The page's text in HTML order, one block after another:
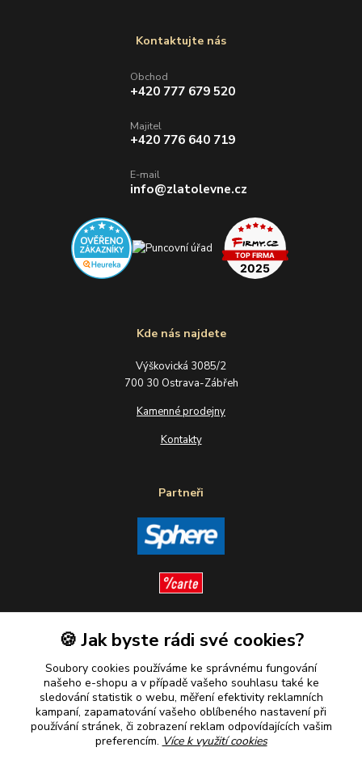
Kde nás najdete
Výškovická 3085/2
700 30 Ostrava-Zábřeh
Kamenné prodejny
Kontakty
Partneři
Sledujte nás
Plaťte u nás bezpečně
Kontaktujte nás
Obchod
+420 777 679 520
Majitel
+420 776 640 719
E-mail
info@zlatolevne.cz
🍪 Jak byste rádi své cookies?
Soubory cookies používáme ke správnému fungování
našeho e-shopu a v případě vašeho souhlasu také ke
sledování statistik o webu, měření efektivity reklamních
kampaní, zapamatování vašeho oblíbeného nastavení při
používání stránek, či zobrazení reklam odpovídajících vašim
preferencím. Více k využití cookies